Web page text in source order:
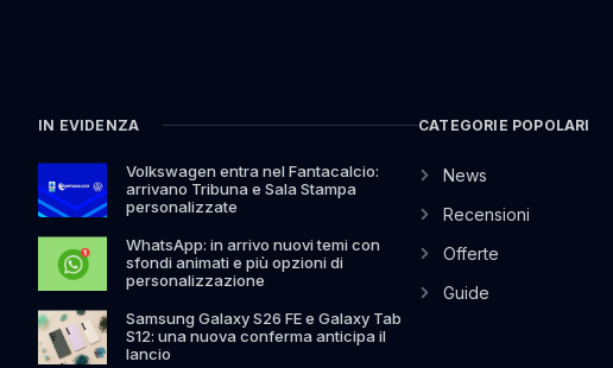
IN EVIDENZA
Volkswagen entra nel Fantacalcio:
arrivano Tribuna e Sala Stampa
personalizzate
WhatsApp: in arrivo nuovi temi con
sfondi animati e più opzioni di
personalizzazione
Samsung Galaxy S26 FE e Galaxy Tab
S12: una nuova conferma anticipa il
lancio
CATEGORIE POPOLARI
News
Recensioni
Offerte
Guide